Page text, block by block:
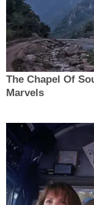
The Chapel Of
Marvels